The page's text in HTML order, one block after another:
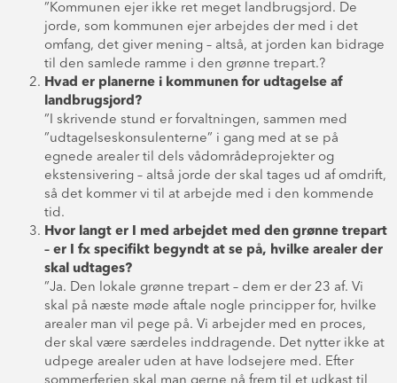
”Kommunen ejer ikke ret meget landbrugsjord. De
jorde, som kommunen ejer arbejdes der med i det
omfang, det giver mening – altså, at jorden kan bidrage
til den samlede ramme i den grønne trepart.?
Hvad er planerne i kommunen for udtagelse af
landbrugsjord?
”I skrivende stund er forvaltningen, sammen med
”udtagelseskonsulenterne” i gang med at se på
egnede arealer til dels vådområdeprojekter og
ekstensivering – altså jorde der skal tages ud af omdrift,
så det kommer vi til at arbejde med i den kommende
tid.
Hvor langt er I med arbejdet med den grønne trepart
– er I fx specifikt begyndt at se på, hvilke arealer der
skal udtages?
”Ja. Den lokale grønne trepart – dem er der 23 af. Vi
skal på næste møde aftale nogle principper for, hvilke
arealer man vil pege på. Vi arbejder med en proces,
der skal være særdeles inddragende. Det nytter ikke at
udpege arealer uden at have lodsejere med. Efter
sommerferien skal man gerne nå frem til et udkast til